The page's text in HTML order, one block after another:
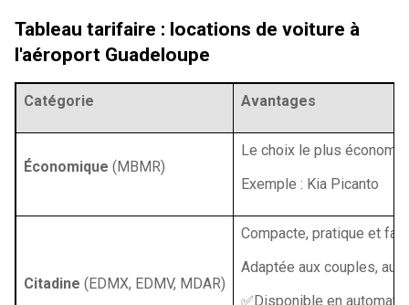
Tableau tarifaire : locations de voiture à
l'aéroport Guadeloupe
Catégorie Avantages
Économique (MBMR)
Le choix le plus
Exemple : Kia Picanto
Citadine (EDMX, EDMV, MDAR)
Compacte, pratique et
Adaptée aux couples,
✅Disponible en